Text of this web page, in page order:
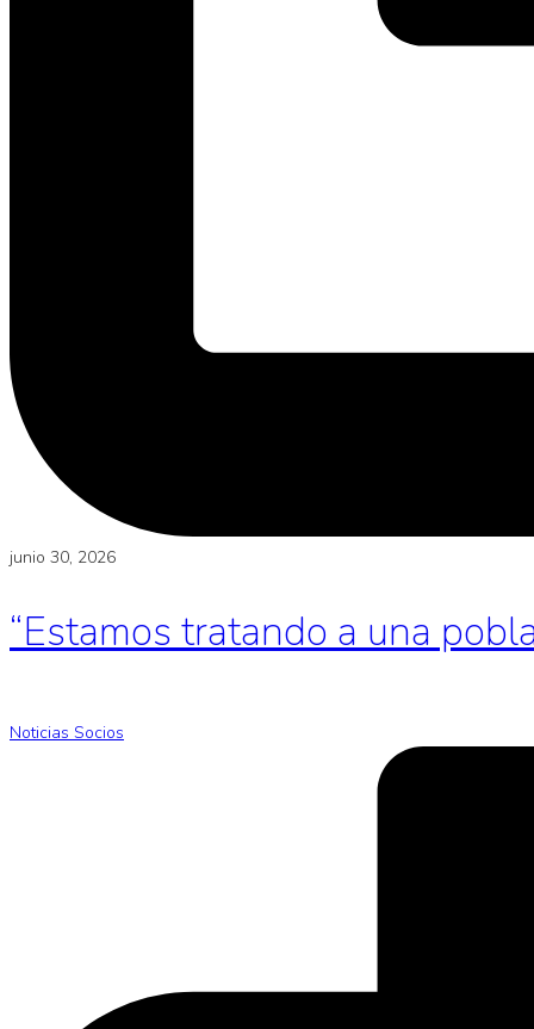
junio 30, 2026
“Estamos tratando a una
Noticias Socios